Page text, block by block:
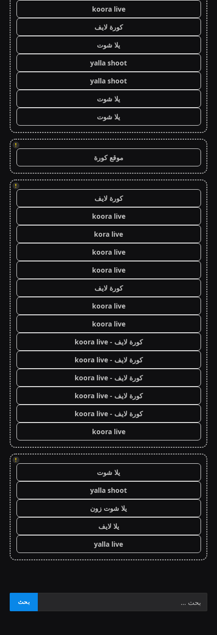
koora live
كورة لايف
يلا شوت
yalla shoot
yalla shoot
يلا شوت
يلا شوت
!
موقع كورة
!
كورة لايف
koora live
kora live
koora live
koora live
كورة لايف
koora live
koora live
كورة لايف - koora live
كورة لايف - koora live
كورة لايف - koora live
كورة لايف - koora live
كورة لايف - koora live
koora live
!
يلا شوت
yalla shoot
يلا شوت زون
يلا لايف
yalla live